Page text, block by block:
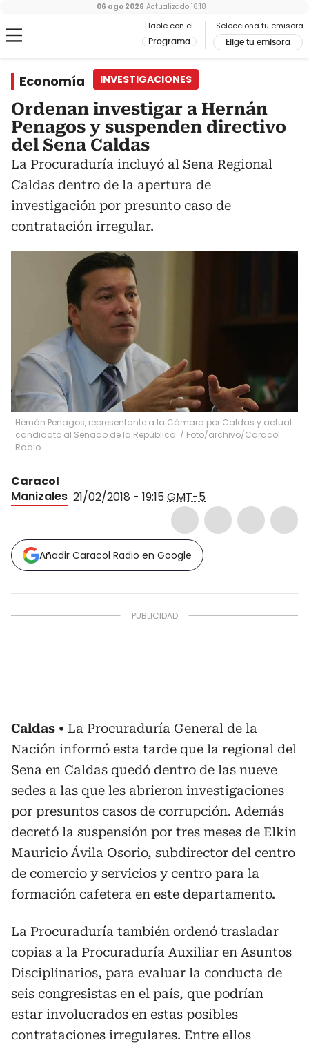
Hable con el
Programa
Selecciona tu emisora
Elige tu emisora
06 ago 2026 Actualizado 16:18
Economía INVESTIGACIONES
Ordenan investigar a Hernán
Penagos y suspenden directivo
del Sena Caldas
La Procuraduría incluyó al Sena Regional
Caldas dentro de la apertura de
investigación por presunto caso de
contratación irregular.
Hernán Penagos, representante a la Cámara por Caldas y actual
candidato al Senado de la República. / Foto/archivo/Caracol
Radio
Caracol
Manizales 21/02/2018 - 19:15GMT-5
Añadir Caracol Radio en Google
Caldas
La Procuraduría General de la
Nación informó esta tarde que la regional del
Sena en Caldas quedó dentro de las nueve
sedes a las que les abrieron investigaciones
por presuntos casos de corrupción. Además
decretó la suspensión por tres meses de Elkin
Mauricio Ávila Osorio, subdirector del centro
de comercio y servicios y centro para la
formación cafetera en este departamento.
La Procuraduría también ordenó trasladar
copias a la Procuraduría Auxiliar en Asuntos
Disciplinarios, para evaluar la conducta de
seis congresistas en el país, que podrían
estar involucrados en estas posibles
contrataciones irregulares. Entre ellos